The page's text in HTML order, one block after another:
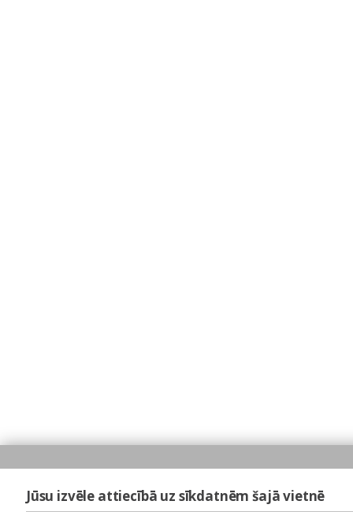
Jūsu izvēle attiecībā uz sīkdatnēm šajā vietnē